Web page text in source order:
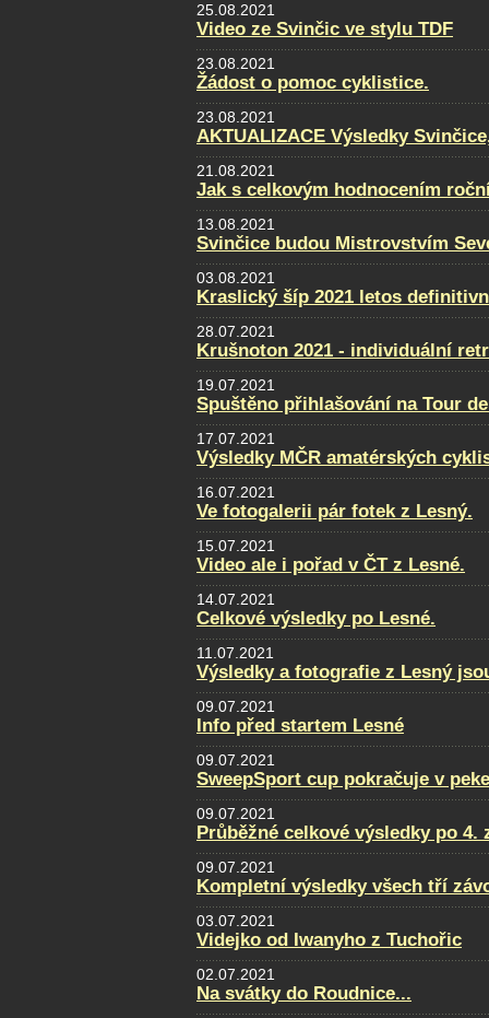
25.08.2021
Video ze Svinčic ve stylu TDF
23.08.2021
Žádost o pomoc cyklistice.
23.08.2021
AKTUALIZACE Výsledky
21.08.2021
Jak s celkovým hodnocením
13.08.2021
Svinčice budou Mistrovstvím
03.08.2021
Kraslický šíp 2021 letos
28.07.2021
Krušnoton 2021 - individuální
19.07.2021
Spuštěno přihlašování na Tour
17.07.2021
Výsledky MČR amatérských
16.07.2021
Ve fotogalerii pár fotek z Lesný.
15.07.2021
Video ale i pořad v ČT z Lesné.
14.07.2021
Celkové výsledky po Lesné.
11.07.2021
Výsledky a fotografie z Lesný
09.07.2021
Info před startem Lesné
09.07.2021
SweepSport cup pokračuje v
09.07.2021
Průběžné celkové výsledky po 4.
09.07.2021
Kompletní výsledky všech tří
03.07.2021
Videjko od Iwanyho z Tuchořic
02.07.2021
Na svátky do Roudnice...